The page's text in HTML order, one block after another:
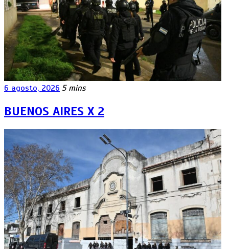
6 agosto, 2026 5 mins
BUENOS AIRES X 2